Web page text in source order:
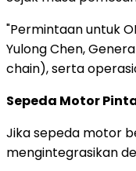
"Permintaan untuk
Yulong Chen,
chain), serta
Sepeda Motor
Jika sepeda motor
mengintegrasikan